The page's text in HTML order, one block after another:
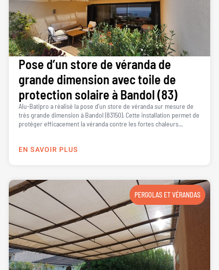
Pose d’un store de véranda de
grande dimension avec toile de
protection solaire à Bandol (83)
Alu-Batipro a réalisé la pose d’un store de véranda sur mesure de
très grande dimension à Bandol (83150). Cette installation permet de
protéger efficacement la véranda contre les fortes chaleurs...
EN SAVOIR PLUS
PERGOLAS ET VÉRANDAS